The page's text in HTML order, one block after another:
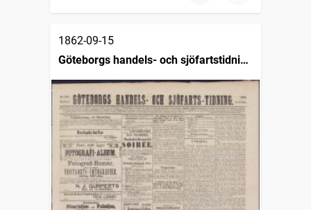
1862-09-15
Göteborgs handels- och sjöfartstidning
(1832)